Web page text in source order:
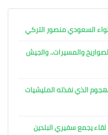
السعودي منصور التركي
والمسيرات.. والجيش
الذي نفذته المليشيات
لقاء يجمع سفيري البلدين